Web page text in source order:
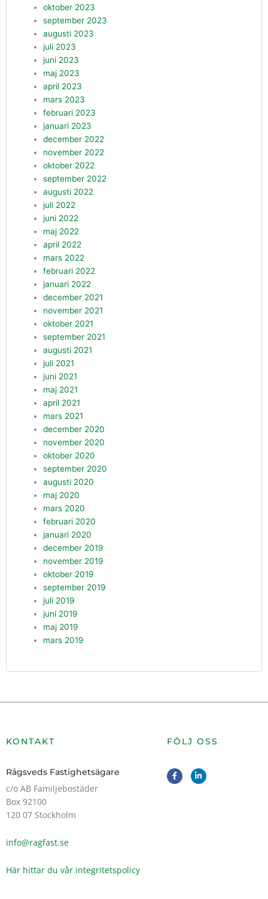
oktober 2023
september 2023
augusti 2023
juli 2023
juni 2023
maj 2023
april 2023
mars 2023
februari 2023
januari 2023
december 2022
november 2022
oktober 2022
september 2022
augusti 2022
juli 2022
juni 2022
maj 2022
april 2022
mars 2022
februari 2022
januari 2022
december 2021
november 2021
oktober 2021
september 2021
augusti 2021
juli 2021
juni 2021
maj 2021
april 2021
mars 2021
december 2020
november 2020
oktober 2020
september 2020
augusti 2020
maj 2020
mars 2020
februari 2020
januari 2020
december 2019
november 2019
oktober 2019
september 2019
juli 2019
juni 2019
maj 2019
mars 2019
KONTAKT
Rågsveds Fastighetsägare
c/o AB Familjebostäder
Box 92100
120 07 Stockholm
info@ragfast.se
Här hittar du vår integritetspolicy
FÖLJ OSS
F
a
c
L
i
n